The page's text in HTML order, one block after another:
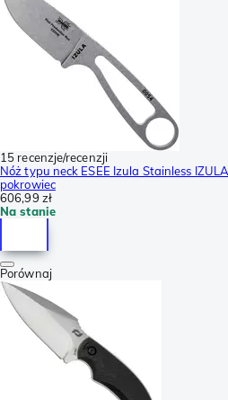
15 recenzje/recenzji
Nóż typu neck ESEE Izula Stainless
pokrowiec
606,99 zł
Na stanie
Porównaj